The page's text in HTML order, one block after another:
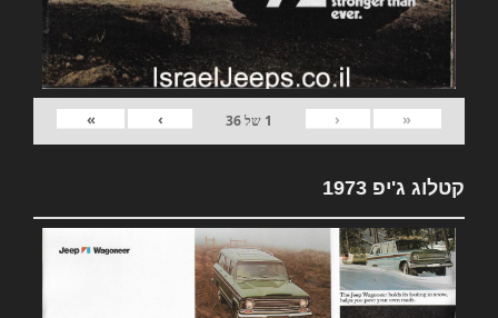
«
‹
1 של36
›
»
קטלוג ג'יפ 1973